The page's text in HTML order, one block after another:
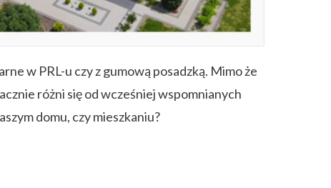
w PRL-u czy z gumową posadzką. Mimo że
różni się od wcześniej wspomnianych
domu, czy mieszkaniu?